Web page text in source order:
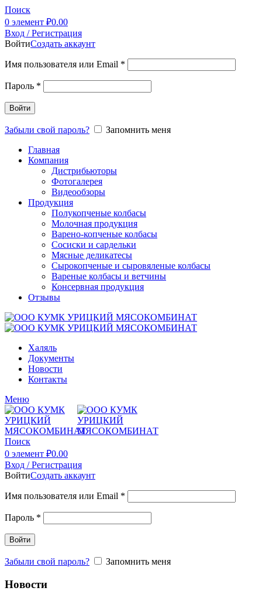
Поиск
0 элемент ₽0.00
Вход / Регистрация
ВойтиСоздать аккаунт
Имя пользователя или Email *
Пароль *
Войти
Забыли свой пароль?
Запомнить меня
Главная
Компания
Дистрибьюторы
Фотогалерея
Видеообзоры
Продукция
Полукопченые колбасы
Молочная продукция
Варено-копченые колбасы
Сосиски и сардельки
Мясные деликатесы
Сырокопченые и сыровяленые колбасы
Вареные колбасы и ветчины
Консервная продукция
Отзывы
Халяль
Документы
Новости
Контакты
Меню
Поиск
0 элемент ₽0.00
Вход / Регистрация
ВойтиСоздать аккаунт
Имя пользователя или Email *
Пароль *
Войти
Забыли свой пароль? Запомнить меня
Новости